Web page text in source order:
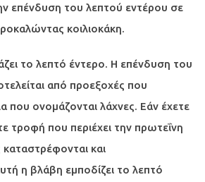
επένδυση του λεπτού εντέρου σε
κοιλιοκάκη.
το λεπτό έντερο. Η επένδυση του
από προεξοχές που
που ονομάζονται λάχνες. Εάν έχετε
τροφή που περιέχει την πρωτεΐνη
καταστρέφονται και
η βλάβη εμποδίζει το λεπτό